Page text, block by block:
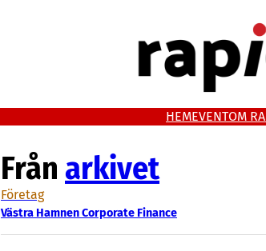
HEMEVENTOM
Från arkivet
Företag
Västra Hamnen Corporate Finance